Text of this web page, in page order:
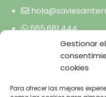
Gestionar el
cookies
Para ofrecer las mejores
665.681.444